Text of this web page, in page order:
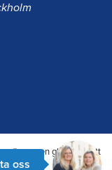
oss
gärna men glöm inte att